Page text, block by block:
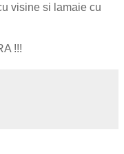
visine si lamaie cu
!!!